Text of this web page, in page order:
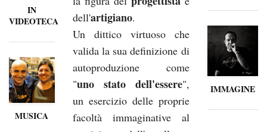
IN
VIDEOTECA
MUSICA
dell'artigiano.
Un dittico virtuoso che
valida la sua definizione di
autoproduzione come
"uno stato dell'essere",
un esercizio delle proprie
facoltà immaginative al
IMMAGINE